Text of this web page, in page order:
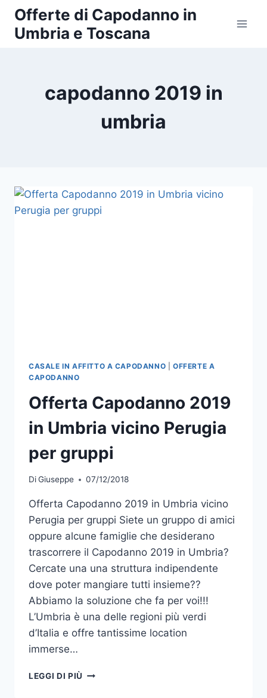
Salta
contenuto
Offerte di Capodanno in
Umbria e Toscana
capodanno 2019 in
umbria
CASALE IN AFFITTO A CAPODANNO |OFFERTE A
CAPODANNO
Offerta Capodanno 2019
in Umbria vicino Perugia
per gruppi
DiGiuseppe 07/12/2018
Offerta Capodanno 2019 in Umbria vicino
Perugia per gruppi Siete un gruppo di amici
oppure alcune famiglie che desiderano
trascorrere il Capodanno 2019 in Umbria?
Cercate una una struttura indipendente
dove poter mangiare tutti insieme??
Abbiamo la soluzione che fa per voi!!!
L’Umbria è una delle regioni più verdi
d’Italia e offre tantissime location
immerse…
LEGGI DI PIÙ OFFERTA